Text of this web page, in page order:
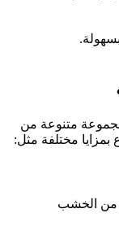
متنوعة من
مختلفة مثل:
من الخشب